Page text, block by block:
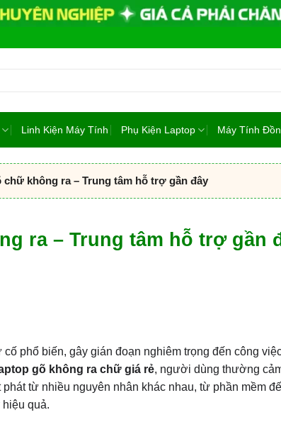
Linh Kiện Máy Tính Phụ Kiện Laptop Máy Tính
không ra – Trung tâm hỗ trợ gần đây
ra – Trung tâm hỗ trợ gần
phổ biến, gây gián đoạn nghiêm trọng đến công
gõ không ra chữ giá rẻ, người dùng thường
từ nhiều nguyên nhân khác nhau, từ phần mềm
quả.